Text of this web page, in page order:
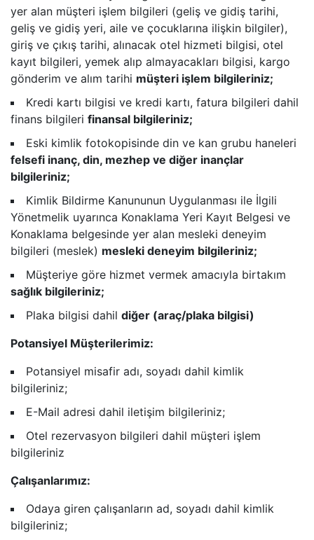
yer alan müşteri işlem bilgileri (geliş ve gidiş tarihi,
geliş ve gidiş yeri, aile ve çocuklarına ilişkin bilgiler),
giriş ve çıkış tarihi, alınacak otel hizmeti bilgisi, otel
kayıt bilgileri, yemek alıp almayacakları bilgisi, kargo
gönderim ve alım tarihi müşteri işlem bilgileriniz;
Kredi kartı bilgisi ve kredi kartı, fatura bilgileri dahil
finans bilgileri finansal bilgileriniz;
Eski kimlik fotokopisinde din ve kan grubu haneleri
felsefi inanç, din, mezhep ve diğer inançlar
bilgileriniz;
Kimlik Bildirme Kanununun Uygulanması ile İlgili
Yönetmelik uyarınca Konaklama Yeri Kayıt Belgesi ve
Konaklama belgesinde yer alan mesleki deneyim
bilgileri (meslek) mesleki deneyim bilgileriniz;
Müşteriye göre hizmet vermek amacıyla birtakım
sağlık bilgileriniz;
Plaka bilgisi dahil diğer (araç/plaka bilgisi)
Potansiyel Müşterilerimiz:
Potansiyel misafir adı, soyadı dahil kimlik
bilgileriniz;
E-Mail adresi dahil iletişim bilgileriniz;
Otel rezervasyon bilgileri dahil müşteri işlem
bilgileriniz
Çalışanlarımız:
Odaya giren çalışanların ad, soyadı dahil kimlik
bilgileriniz;